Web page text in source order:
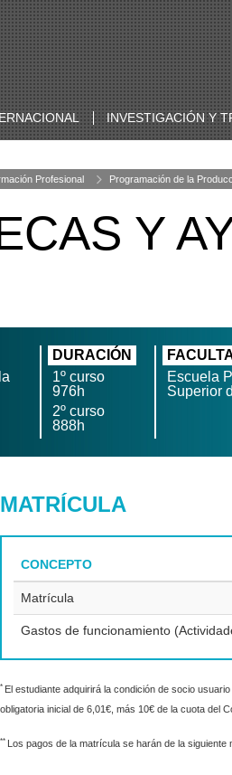
INVESTIGACIÓN Y
Profesional Programación de la
Y
DURACIÓN
1º curso
976h
2º curso
888h
Escuela
Superior
MATRÍCULA
CONCEPTO
Matrícula
Gastos de funcionamiento
* El estudiante adquirirá la condición de socio
obligatoria inicial de 6,01€, más 10€ de la cuota del
** Los pagos de la matrícula se harán de la